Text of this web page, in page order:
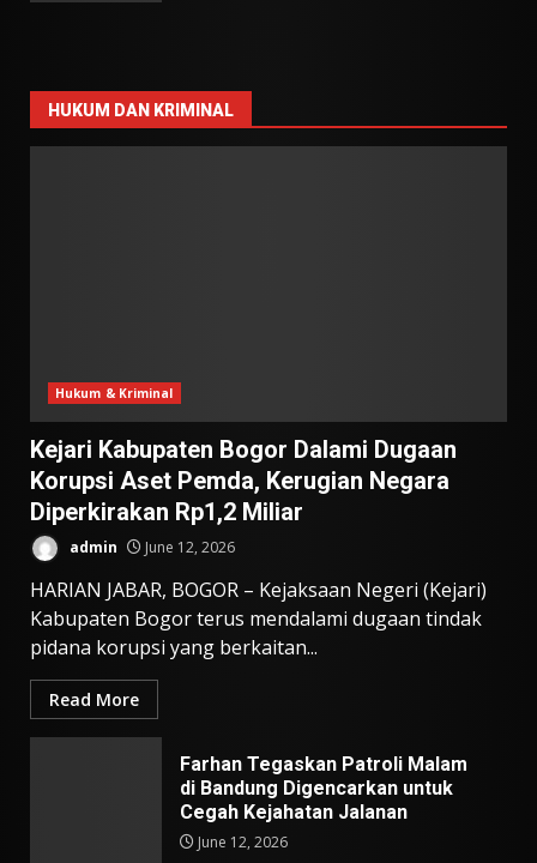
HUKUM DAN KRIMINAL
Hukum & Kriminal
Kejari Kabupaten Bogor Dalami Dugaan
Korupsi Aset Pemda, Kerugian Negara
Diperkirakan Rp1,2 Miliar
admin June 12, 2026
HARIAN JABAR, BOGOR – Kejaksaan Negeri (Kejari)
Kabupaten Bogor terus mendalami dugaan tindak
pidana korupsi yang berkaitan...
Read More
Farhan Tegaskan Patroli Malam
di Bandung Digencarkan untuk
Cegah Kejahatan Jalanan
June 12, 2026